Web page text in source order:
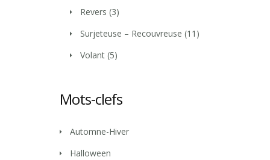
Revers (3)
Surjeteuse – Recouvreuse (11)
Volant (5)
Mots-clefs
Automne-Hiver
Halloween